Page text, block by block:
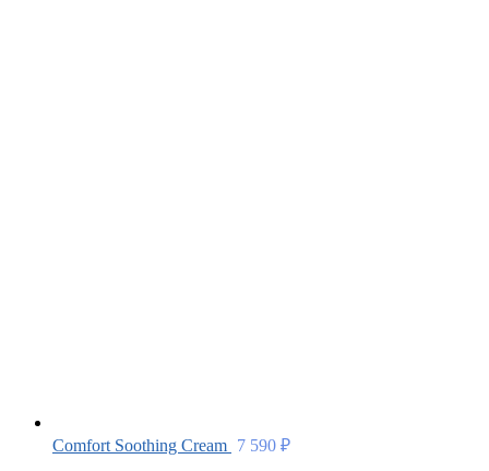
Comfort Soothing Cream 7 590 ₽